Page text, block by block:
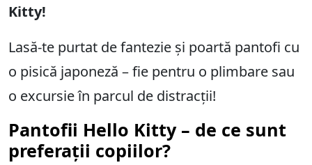
Kitty!
Lasă-te purtat de fantezie și poartă pantofi cu
o pisică japoneză – fie pentru o plimbare sau
o excursie în parcul de distracții!
Pantofii Hello Kitty – de ce sunt
preferații copiilor?